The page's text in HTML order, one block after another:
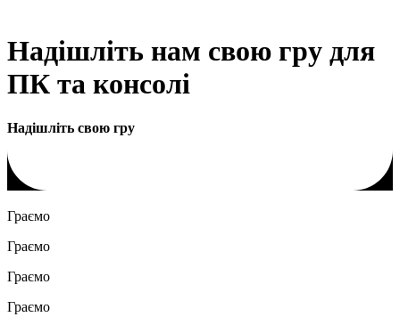
Надішліть нам свою гру для
ПК та консолі
Надішліть свою гру
Граємо
Граємо
Граємо
Граємо